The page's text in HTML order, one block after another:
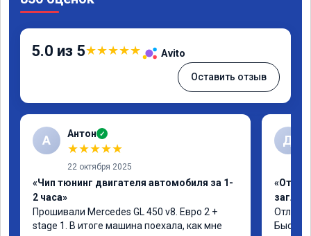
5.0 из 5★★★★★ Avito
Оставить отзыв
А Антон ✓
★★★★★
22 октября 2025
«Чип тюнинг двигателя автомобиля за 1-
2 часа»
Прошивали Mercedes GL 450 v8. Евро 2 +
stage 1. В итоге машина поехала, как мне
Д
Быстро